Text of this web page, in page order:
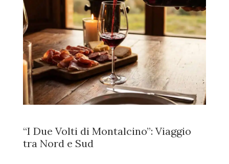
“I Due Volti di Montalcino”: Viaggio
tra Nord e Sud